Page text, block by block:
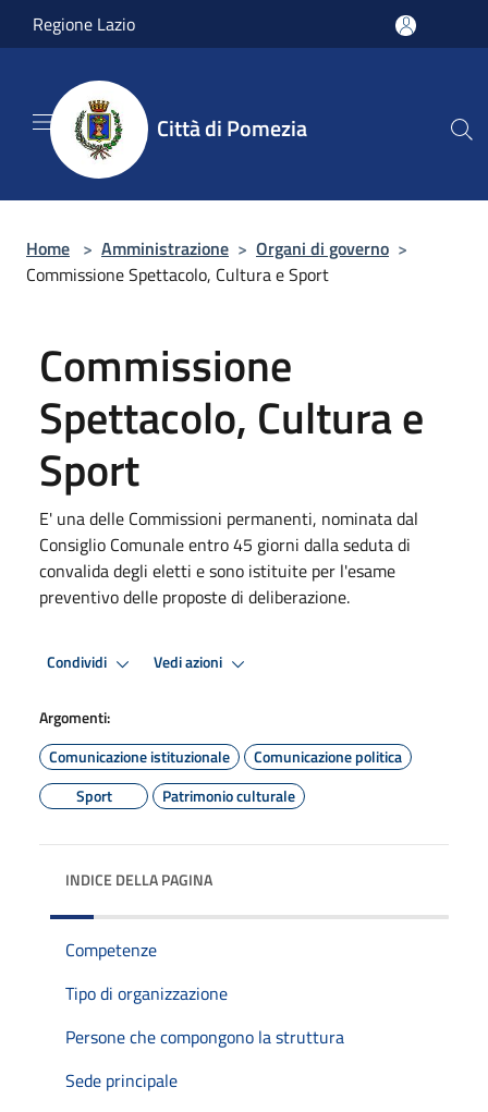
Salta al contenuto principale
Regione Lazio
Città di Pomezia
Home > Amministrazione > Organi di governo >
Commissione Spettacolo, Cultura e Sport
Commissione
Spettacolo, Cultura e
Sport
E' una delle Commissioni permanenti, nominata dal
Consiglio Comunale entro 45 giorni dalla seduta di
convalida degli eletti e sono istituite per l'esame
preventivo delle proposte di deliberazione.
Condividi Vedi azioni
Argomenti:
Comunicazione istituzionale
Comunicazione politica
Sport
Patrimonio culturale
INDICE DELLA PAGINA
Competenze
Tipo di organizzazione
Persone che compongono la struttura
Sede principale